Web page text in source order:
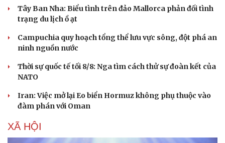
Tây Ban Nha: Biểu tình trên đảo Mallorca phản đối tình
trạng du lịch ồ ạt
Campuchia quy hoạch tổng thể lưu vực sông, đột phá an
ninh nguồn nước
Thời sự quốc tế tối 8/8: Nga tìm cách thử sự đoàn kết của
NATO
Iran: Việc mở lại Eo biển Hormuz không phụ thuộc vào
đàm phán với Oman
XÃ HỘI